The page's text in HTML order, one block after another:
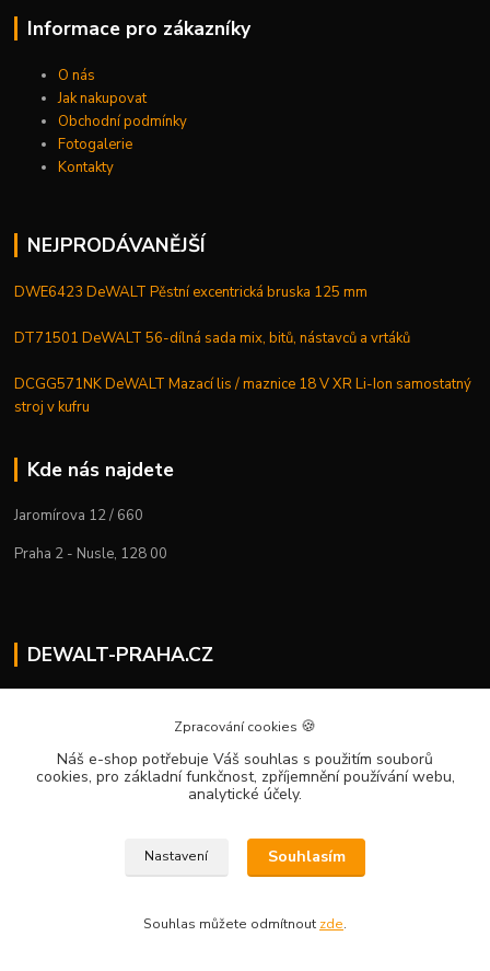
Informace pro zákazníky
O nás
Jak nakupovat
Obchodní podmínky
Fotogalerie
Kontakty
NEJPRODÁVANĚJŠÍ
DWE6423 DeWALT Pěstní excentrická bruska 125 mm
DT71501 DeWALT 56-dílná sada mix, bitů, nástavců a vrtáků
DCGG571NK DeWALT Mazací lis / maznice 18 V XR Li-Ion samostatný
stroj v kufru
Kde nás najdete
Jaromírova 12 / 660
Praha 2 - Nusle, 128 00
DEWALT-PRAHA.CZ
+420 224 936 535
info@dewalt-praha.cz
Zpracování cookies 🍪
Náš e-shop potřebuje Váš souhlas s použitím souborů
cookies, pro základní funkčnost, zpříjemnění používání webu,
analytické účely.
Nastavení Souhlasím
Souhlas můžete odmítnout zde.